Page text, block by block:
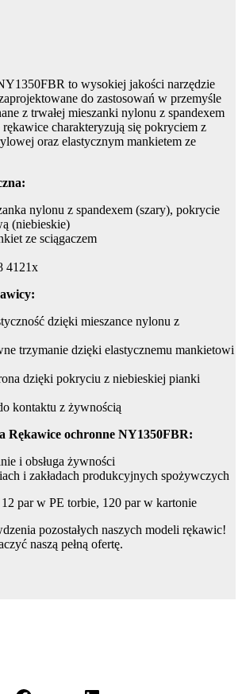
to wysokiej jakości narzędzie
do zastosowań w przemyśle
z trwałej mieszanki nylonu z spandexem
charakteryzują się pokryciem z
oraz elastycznym mankietem ze
nylonu z spandexem (szary), pokrycie
(niebieskie)
ze sciągaczem
4121x
dzięki mieszance nylonu z
trzymanie dzięki elastycznemu mankietowi
dzięki pokryciu z niebieskiej pianki
kontaktu z żywnością
Rękawice ochronne NY1350FBR:
i obsługa żywności
i zakładach produkcyjnych spożywczych
12 par w PE torbie, 120 par w kartonie
pozostałych naszych modeli rękawic!
naszą pełną ofertę.